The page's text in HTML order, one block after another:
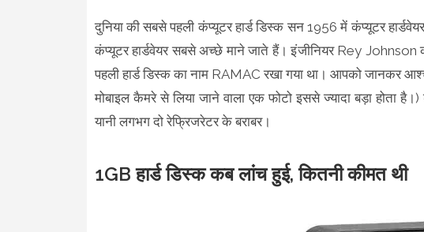
दुनिया की सबसे पहली कंप्यूटर हार्ड डिस्क सन 1956 में कंप्यूटर
कंप्यूटर हार्डवेयर सबसे अच्छे माने जाते हैं। इंजीनियर Rey Johnson
पहली हार्ड डिस्क का नाम RAMAC रखा गया था। आपको जानकर
मोबाइल कैमरे से लिया जाने वाला एक फोटो इससे ज्यादा बड़ा होता
यानी लगभग दो रेफ्रिजरेटर के बराबर।
1GB हार्ड डिस्क कब लांच हुई, कितनी कीमत थी